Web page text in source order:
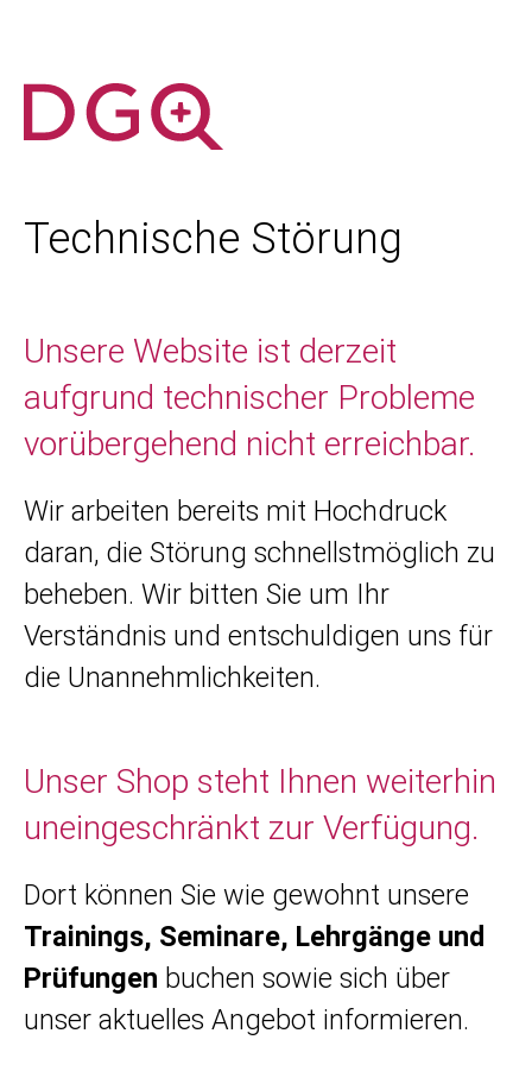
Technische Störung
Unsere Website ist derzeit
aufgrund technischer Probleme
vorübergehend nicht erreichbar.
Wir arbeiten bereits mit Hochdruck
daran, die Störung schnellstmöglich zu
beheben. Wir bitten Sie um Ihr
Verständnis und entschuldigen uns für
die Unannehmlichkeiten.
Unser Shop steht Ihnen weiterhin
uneingeschränkt zur Verfügung.
Dort können Sie wie gewohnt unsere
Trainings, Seminare, Lehrgänge und
Prüfungen buchen sowie sich über
unser aktuelles Angebot informieren.